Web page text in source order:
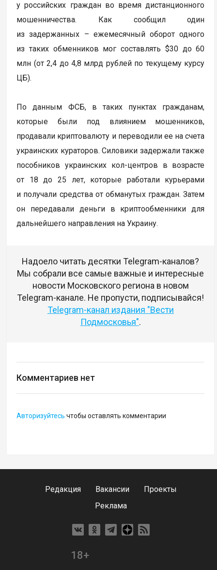
у российских граждан во время дистанционного
мошенничества. Как сообщил один
из задержанных – ежемесячный оборот одного
из таких обменников мог составлять $30 до 60
млн (от 2,4 до 4,8 млрд рублей по текущему курсу
ЦБ).
По данным ФСБ, в таких пунктах гражданам,
которые были под влиянием мошенников,
продавали криптовалюту и переводили ее на счета
украинских кураторов. Силовики задержали также
пособников украинских кол-центров в возрасте
от 18 до 25 лет, которые работали курьерами
и получали средства от обманутых граждан. Затем
он передавали деньги в криптообменники для
дальнейшего направления на Украину.
Надоело читать десятки Telegram-каналов?
Мы собрали все самые важные и интересные
новости Московского региона в новом
Telegram-канале. Не пропусти, подписывайся!
Telegram-канал издания "Вести
Подмосковья".
Комментариев нет
Авторизуйтесь чтобы оставлять комментарии
Редакция Вакансии
Проекты
Реклама
18+